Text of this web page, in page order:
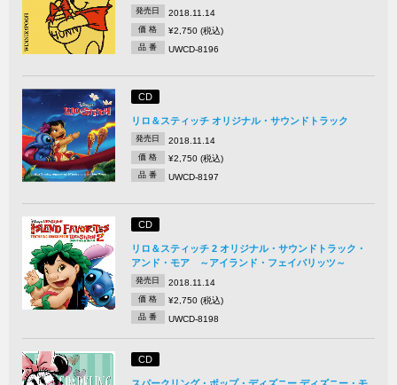
発売日 2018.11.14
価 格 ¥2,750 (税込)
品 番 UWCD-8196
CD
リロ＆スティッチ オリジナル・サウンドトラック
発売日 2018.11.14
価 格 ¥2,750 (税込)
品 番 UWCD-8197
CD
リロ＆スティッチ 2 オリジナル・サウンドトラック・
アンド・モア ～アイランド・フェイバリッツ～
発売日 2018.11.14
価 格 ¥2,750 (税込)
品 番 UWCD-8198
CD